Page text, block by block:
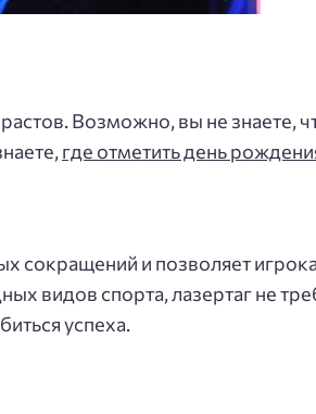
Возможно, вы не знаете,
где отметить день
сокращений и позволяет
видов спорта, лазертаг не
успеха.